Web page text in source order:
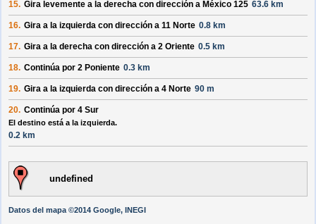
15. Gira levemente a la derecha con dirección a México 125 63.6 km
16. Gira a la izquierda con dirección a 11 Norte 0.8 km
17. Gira a la derecha con dirección a 2 Oriente 0.5 km
18. Continúa por 2 Poniente 0.3 km
19. Gira a la izquierda con dirección a 4 Norte 90 m
20. Continúa por 4 Sur
El destino está a la izquierda.
0.2 km
undefined
Datos del mapa ©2014 Google, INEGI